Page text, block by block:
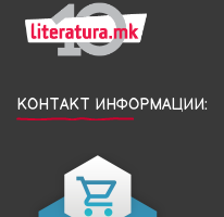
КОНТАКТ ИНФОРМАЦИИ: